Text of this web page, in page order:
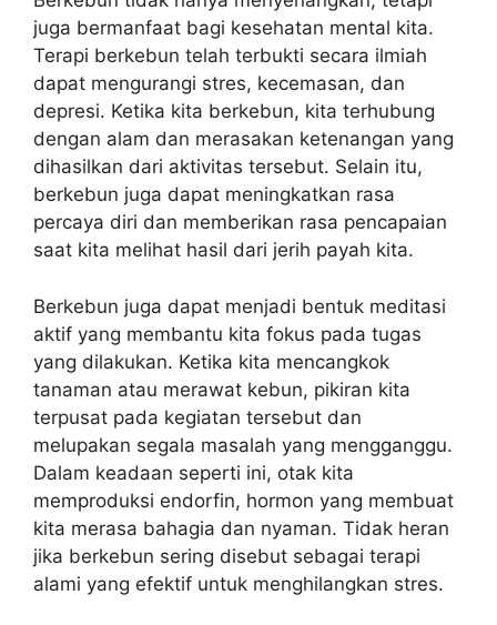
juga bermanfaat bagi kesehatan mental kita.
Terapi berkebun telah terbukti secara ilmiah
dapat mengurangi stres, kecemasan, dan
depresi. Ketika kita berkebun, kita terhubung
dengan alam dan merasakan ketenangan yang
dihasilkan dari aktivitas tersebut. Selain itu,
berkebun juga dapat meningkatkan rasa
percaya diri dan memberikan rasa pencapaian
saat kita melihat hasil dari jerih payah kita.
Berkebun juga dapat menjadi bentuk meditasi
aktif yang membantu kita fokus pada tugas
yang dilakukan. Ketika kita mencangkok
tanaman atau merawat kebun, pikiran kita
terpusat pada kegiatan tersebut dan
melupakan segala masalah yang mengganggu.
Dalam keadaan seperti ini, otak kita
memproduksi endorfin, hormon yang membuat
kita merasa bahagia dan nyaman. Tidak heran
jika berkebun sering disebut sebagai terapi
alami yang efektif untuk menghilangkan stres.